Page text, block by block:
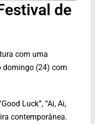
de
com uma
domingo (24) com
Luck”, “Ai, Ai,
contemporânea.